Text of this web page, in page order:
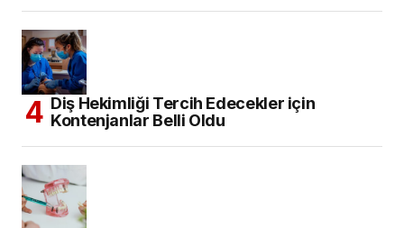
Diş Hekimliği Tercih Edecekler için
Kontenjanlar Belli Oldu